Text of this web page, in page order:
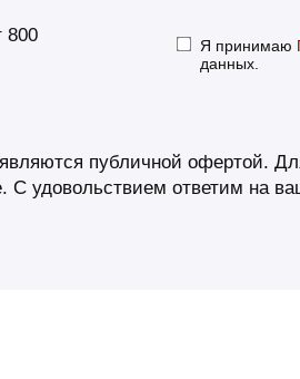
800 Я принимаю
данных.
публичной офертой.
С удовольствием ответим на